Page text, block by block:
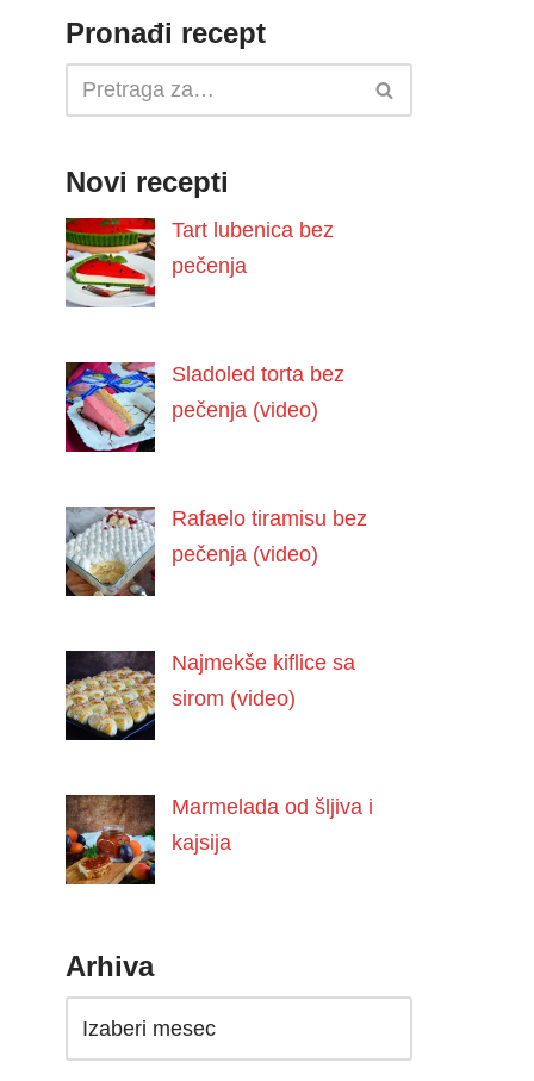
Pronađi recept
Novi recepti
Tart lubenica bez
pečenja
Sladoled torta bez
pečenja (video)
Rafaelo tiramisu bez
pečenja (video)
Najmekše kiflice sa
sirom (video)
Marmelada od šljiva i
kajsija
Arhiva